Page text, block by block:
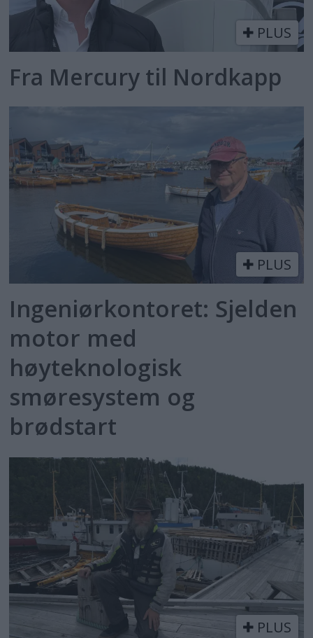
PLUS
Fra Mercury til Nordkapp
PLUS
Ingeniørkontoret: Sjelden
motor med
høyteknologisk
smøresystem og
brødstart
PLUS